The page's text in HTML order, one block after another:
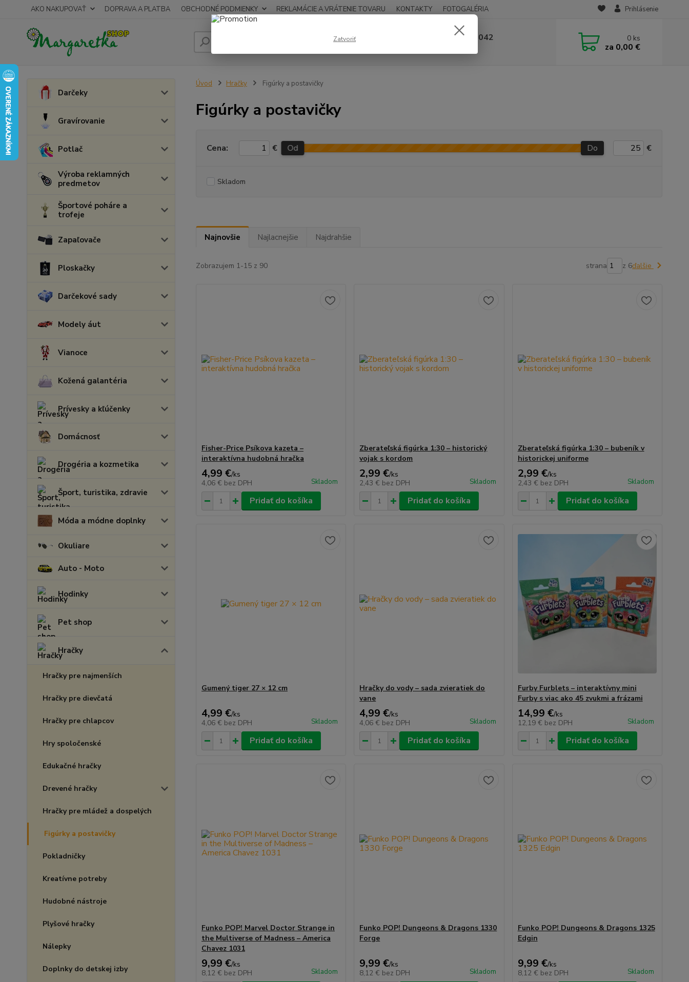
AKO NAKUPOVAŤ DOPRAVA A PLATBA OBCHODNÉ PODMIENKY REKLAMÁCIE A VRÁTENIE TOVARU KONTAKTY FOTOGALÉRIA Prihlásenie
Hľadať 0948 236 042 0 ks
za 0,00 €
Darčeky
Gravírovanie
Potlač
Výroba reklamných
predmetov
Športové poháre a
trofeje
Zapaľovače
Ploskačky
Darčekové sady
Modely áut
Vianoce
Kožená galantéria
Prívesky a kľúčenky
Domácnosť
Drogéria a kozmetika
Šport, turistika, zdravie
Móda a módne doplnky
Okuliare
Auto - Moto
Hodinky
Pet shop
Hračky
Hračky pre najmenších
Hračky pre dievčatá
Hračky pre chlapcov
Hry spoločenské
Edukačné hračky
Drevené hračky
Hračky pre mládež a dospelých
Figúrky a postavičky
Pokladničky
Kreatívne potreby
Hudobné nástroje
Plyšové hračky
Nálepky
Doplnky do detskej izby
Úvod Hračky Figúrky a postavičky
Figúrky a postavičky
Cena: € Od Do €
Skladom
Najnovšie Najlacnejšie Najdrahšie
Zobrazujem 1-15 z 90 strana z 6ďalšie
Fisher-Price Psíkova kazeta –
interaktívna hudobná hračka
4,99 €/ks
4,06 € bez DPH Skladom
Pridať do košíka
Zberateľská figúrka 1:30 – historický
vojak s kordom
2,99 €/ks
2,43 € bez DPH Skladom
Pridať do košíka
Zberateľská figúrka 1:30 – bubeník v
historickej uniforme
2,99 €/ks
2,43 € bez DPH Skladom
Pridať do košíka
Gumený tiger 27 × 12 cm
4,99 €/ks
4,06 € bez DPH Skladom
Pridať do košíka
Hračky do vody – sada zvieratiek do
vane
4,99 €/ks
4,06 € bez DPH Skladom
Pridať do košíka
Furby Furblets – interaktívny mini
Furby s viac ako 45 zvukmi a frázami
14,99 €/ks
12,19 € bez DPH Skladom
Pridať do košíka
Funko POP! Marvel Doctor Strange in
the Multiverse of Madness – America
Chavez 1031
9,99 €/ks
8,12 € bez DPH Skladom
Funko POP! Dungeons & Dragons 1330
Forge
9,99 €/ks
8,12 € bez DPH Skladom
Funko POP! Dungeons & Dragons 1325
Edgin
9,99 €/ks
8,12 € bez DPH Skladom
Zatvoriť